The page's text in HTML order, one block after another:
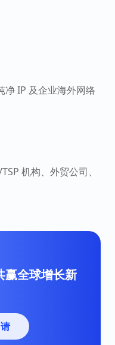
净 IP 及企业海外网络
机构、外贸公司、
全球增长新